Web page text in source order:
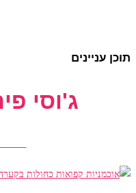
תוכן עניינים
ג'וסי